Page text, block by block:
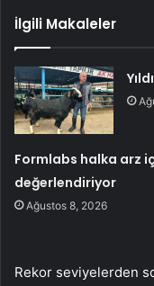
İlgili Makaleler
Formlabs halka arz
değerlendiriyor
Ağustos 8, 2026
Rekor seviyelerden